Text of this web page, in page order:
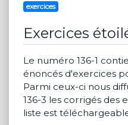
exercices
Exercices
Le numéro 136-1
énoncés d'exercices
Parmi ceux-ci nous
136-3 les corrigés des
liste est